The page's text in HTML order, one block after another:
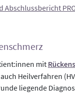
Abschlussbericht
mit
Heilverfahren
liegende